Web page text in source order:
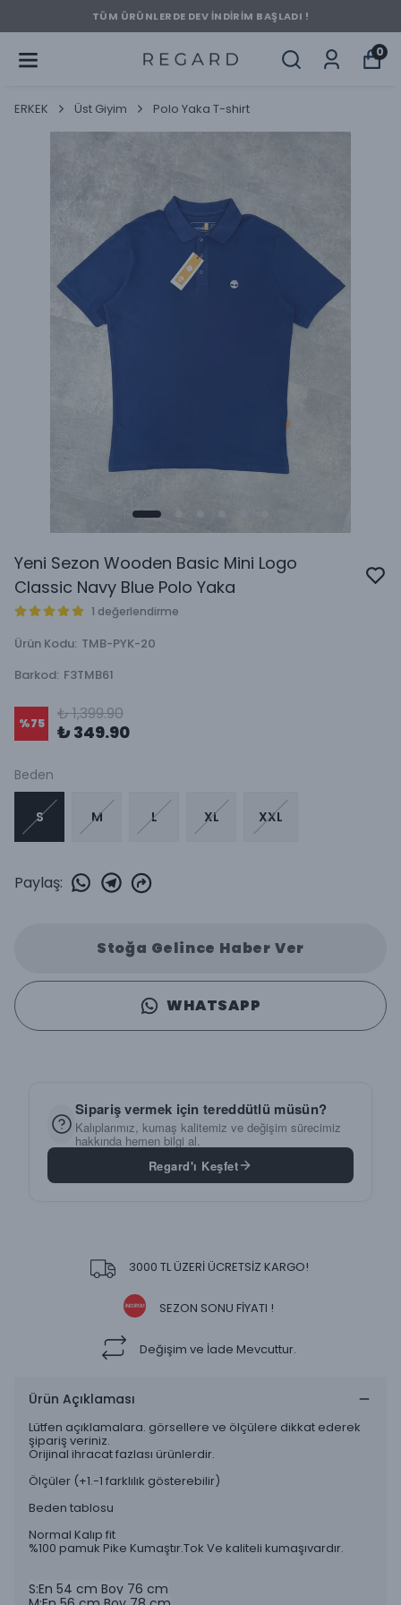
TÜM ÜRÜNLERDE DEV İNDİRİM BAŞLADI !
0
ERKEK Üst Giyim Polo Yaka T-shirt
Yeni Sezon Wooden Basic Mini Logo
Classic Navy Blue Polo Yaka
1 değerlendirme
Ürün Kodu: TMB-PYK-20
Barkod: F3TMB61
%75 ₺ 1,399.90
₺ 349.90
Beden
S M L XL XXL
Paylaş:
Stoğa Gelince Haber Ver
WHATSAPP
Sipariş vermek için tereddütlü müsün?
Kalıplarımız, kumaş kalitemiz ve değişim sürecimiz
hakkında hemen bilgi al.
Regard'ı Keşfet
3000 TL ÜZERİ ÜCRETSİZ KARGO!
SEZON SONU FİYATI !
Değişim ve İade Mevcuttur.
Ürün Açıklaması
Lütfen açıklamalara. görsellere ve ölçülere dikkat ederek
şipariş veriniz.
Orijinal ihracat fazlası ürünlerdir.
Ölçüler (+1.-1 farklılık gösterebilir)
Beden tablosu
Normal Kalıp fit
%100 pamuk Pike Kumaştır.Tok Ve kaliteli kumaşıvardır.
S:En 54 cm Boy 76 cm